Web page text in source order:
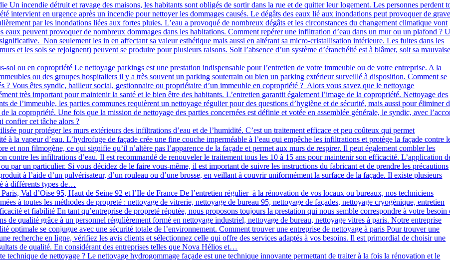
Un incendie détruit et ravage des maisons, les habitants sont obligés de sortir dans la rue et de quitter leur logement. Les personnes perdent
intervient en urgence après un incendie pour nettoyer les dommages causés. Le dégâts des eaux lié aux inondations peut provoquer de
par les inondations liées aux fortes pluies. L’eau a provoqué de nombreux dégâts et les circonstances du changement climatique vont
eaux peuvent provoquer de nombreux dommages dans les habitations. Comment repérer une infiltration d’eau dans un mur ou un plafond ?
Non seulement les in en affectant sa valeur esthétique mais aussi en altérant sa micro-cristallisation intérieure. Les fuites dans les
et les sols se rejoignent) peuvent se produire pour plusieurs raisons. Soit l’absence d’un système d’étanchéité est à blâmer, soit sa
sol ou en copropriété Le nettoyage parkings est une prestation indispensable pour l’entretien de votre immeuble ou de votre entreprise. A la
ou des groupes hospitaliers il y a très souvent un parking souterrain ou bien un parking extérieur surveillé à disposition. Comment se
? Vous êtes syndic, bailleur social, gestionnaire ou propriétaire d’un immeuble en copropriété ? Alors vous savez que le nettoyage
très important pour maintenir la santé et le bien être des habitants. L’entretien garantit également l’image de la copropriété. Nettoyage des
de l’immeuble, les parties communes requièrent un nettoyage régulier pour des questions d’hygiène et de sécurité, mais aussi pour éliminer
la copropriété. Une fois que la mission de nettoyage des parties concernées est définie et votée en assemblée générale, le syndic, avec
confier cet tâche alors ?
pour protéger les murs extérieurs des infiltrations d’eau et de l’humidité. C’est un traitement efficace et peu coûteux qui permet
à la vapeur d’eau. L’hydrofuge de façade crée une fine couche imperméable à l’eau qui empêche les infiltrations et protège la façade contre
et non filmogène, ce qui signifie qu’il n’altère pas l’apparence de la façade et permet aux murs de respirer. Il peut également combler les
contre les infiltrations d’eau. Il est recommandé de renouveler le traitement tous les 10 à 15 ans pour maintenir son efficacité. L’application
par un particulier. Si vous décidez de le faire vous-même, il est important de suivre les instructions du fabricant et de prendre les précautions
à l’aide d’un pulvérisateur, d’un rouleau ou d’une brosse, en veillant à couvrir uniformément la surface de la façade. Il existe plusieurs
à différents types de…
Val d’Oise 95, Haut de Seine 92 et l’Ile de France De l’entretien régulier à la rénovation de vos locaux ou bureaux, nos techniciens
à toutes les méthodes de propreté : nettoyage de vitrerie, nettoyage de bureau 95, nettoyage de façades, nettoyage cryogénique, entretien
et fiabilité En tant qu’entreprise de propreté réputée, nous proposons toujours la prestation qui nous semble correspondre à votre besoin
de qualité grâce à un personnel régulièrement formé en nettoyage industriel, nettoyage de bureau, nettoyage vitres à paris. Notre entreprise
optimale se conjugue avec une sécurité totale de l’environnement. Comment trouver une entreprise de nettoyage à paris Pour trouver une
recherche en ligne, vérifiez les avis clients et sélectionnez celle qui offre des services adaptés à vos besoins. Il est primordial de choisir une
de qualité. En considérant des entreprises telles que Nova Hélios et…
technique de nettoyage ? Le nettoyage hydrogommage façade est une technique innovante permettant de traiter à la fois la rénovation et le